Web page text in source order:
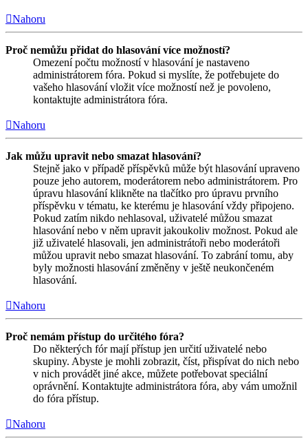
Nahoru
Proč nemůžu přidat do hlasování více možností?
Omezení počtu možností v hlasování je nastaveno
administrátorem fóra. Pokud si myslíte, že potřebujete do
vašeho hlasování vložit více možností než je povoleno,
kontaktujte administrátora fóra.
Nahoru
Jak můžu upravit nebo smazat hlasování?
Stejně jako v případě příspěvků může být hlasování upraveno
pouze jeho autorem, moderátorem nebo administrátorem. Pro
úpravu hlasování klikněte na tlačítko pro úpravu prvního
příspěvku v tématu, ke kterému je hlasování vždy připojeno.
Pokud zatím nikdo nehlasoval, uživatelé můžou smazat
hlasování nebo v něm upravit jakoukoliv možnost. Pokud ale
již uživatelé hlasovali, jen administrátoři nebo moderátoři
můžou upravit nebo smazat hlasování. To zabrání tomu, aby
byly možnosti hlasování změněny v ještě neukončeném
hlasování.
Nahoru
Proč nemám přístup do určitého fóra?
Do některých fór mají přístup jen určití uživatelé nebo
skupiny. Abyste je mohli zobrazit, číst, přispívat do nich nebo
v nich provádět jiné akce, můžete potřebovat speciální
oprávnění. Kontaktujte administrátora fóra, aby vám umožnil
do fóra přístup.
Nahoru